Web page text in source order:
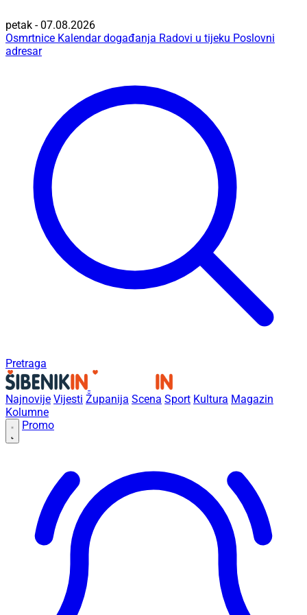
petak - 07.08.2026
Osmrtnice Kalendar događanja Radovi u tijeku Poslovni
adresar
Pretraga
Najnovije Vijesti Županija Scena Sport Kultura Magazin
Kolumne
Promo